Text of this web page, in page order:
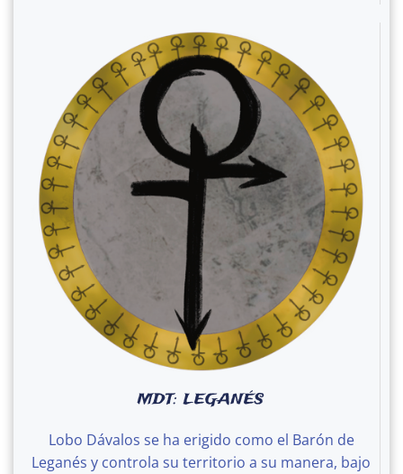
MDT: LEGANÉS
Lobo Dávalos se ha erigido como el Barón de
Leganés y controla su territorio a su manera, bajo